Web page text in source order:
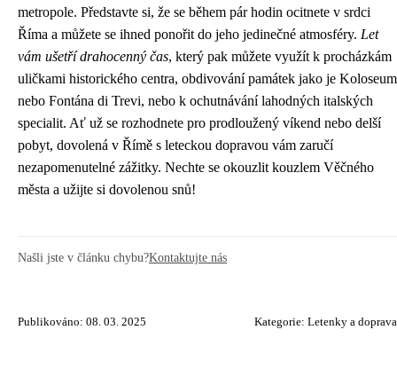
metropole. Představte si, že se během pár hodin ocitnete v srdci
Říma a můžete se ihned ponořit do jeho jedinečné atmosféry. Let
vám ušetří drahocenný čas, který pak můžete využít k procházkám
uličkami historického centra, obdivování památek jako je Koloseum
nebo Fontána di Trevi, nebo k ochutnávání lahodných italských
specialit. Ať už se rozhodnete pro prodloužený víkend nebo delší
pobyt, dovolená v Římě s leteckou dopravou vám zaručí
nezapomenutelné zážitky. Nechte se okouzlit kouzlem Věčného
města a užijte si dovolenou snů!
Našli jste v článku chybu?Kontaktujte nás
Publikováno: 08. 03. 2025 Kategorie: Letenky a doprava